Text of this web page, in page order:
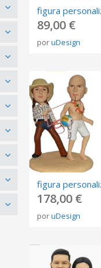
89,00 €
poruDesign
178,00 €
poruDesign